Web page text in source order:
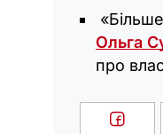
Ольга
про